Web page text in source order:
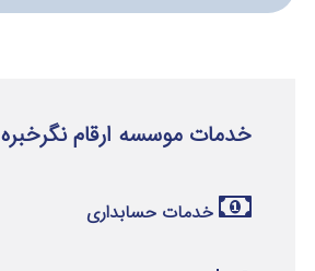
خدمات موسسه ارقام نگرخبره
خدمات حسابداری